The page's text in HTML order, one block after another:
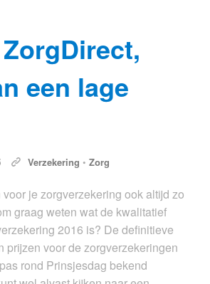
een lage
Verzekering • Zorg
je zorgverzekering ook altijd zo
graag weten wat de kwalitatief
2016 is? De definitieve
prijzen voor de zorgverzekeringen
rond Prinsjesdag bekend